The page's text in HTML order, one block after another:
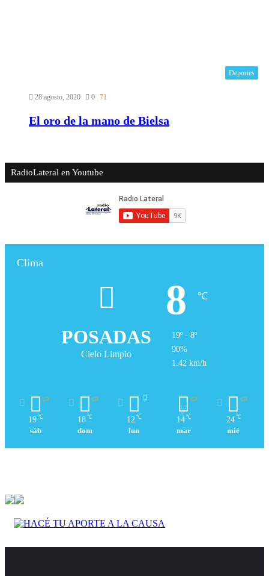
Deportes
28 agosto, 2020 0 71
El oro de la mano de Bielsa
RadioLateral en Youtube
Clima
POSADAS
Cielo Limpio
8 ℃
19º - 8º
90%
1.42 km/h
19 ℃
sáb
18 ℃
dom
12 ℃
lun
14 ℃
mar
24 ℃
mié